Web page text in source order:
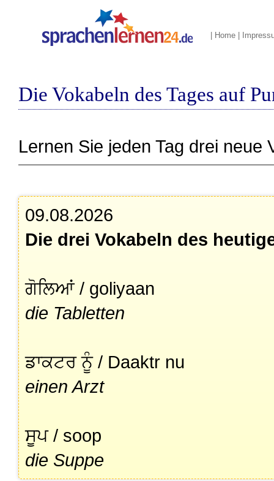
Home
Die Vokabeln des Tages auf
Lernen Sie jeden Tag drei neue
09.08.2026
Die drei Vokabeln des
ਗੋਲਿਆਂ / goliyaan
die Tabletten
ਡਾਕਟਰ ਨੂੰ / Daaktr nu
einen Arzt
ਸੂਪ / soop
die Suppe